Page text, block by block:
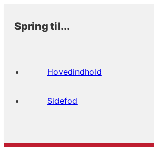
Spring til...
Hovedindhold
Sidefod